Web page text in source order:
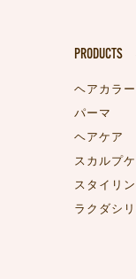
PRODUCTS
ヘアカラー
パーマ
ヘアケア
スカルプ
スタイリ
ラクダシ